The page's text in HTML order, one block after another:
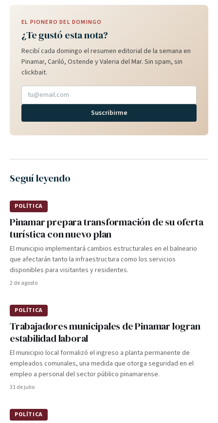
EL PIONERO DEL DOMINGO
¿Te gustó esta nota?
Recibí cada domingo el resumen editorial de la semana en
Pinamar, Cariló, Ostende y Valeria del Mar. Sin spam, sin
clickbait.
Suscribirme
Seguí leyendo
POLÍTICA
Pinamar prepara transformación de su oferta
turística con nuevo plan
El municipio implementará cambios estructurales en el balneario
que afectarán tanto la infraestructura como los servicios
disponibles para visitantes y residentes.
2 de agosto
POLÍTICA
Trabajadores municipales de Pinamar logran
estabilidad laboral
El municipio local formalizó el ingreso a planta permanente de
empleados comunales, una medida que otorga seguridad en el
empleo a personal del sector público pinamarense.
31 de julio
POLÍTICA